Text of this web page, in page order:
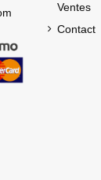
Ventes
Contact